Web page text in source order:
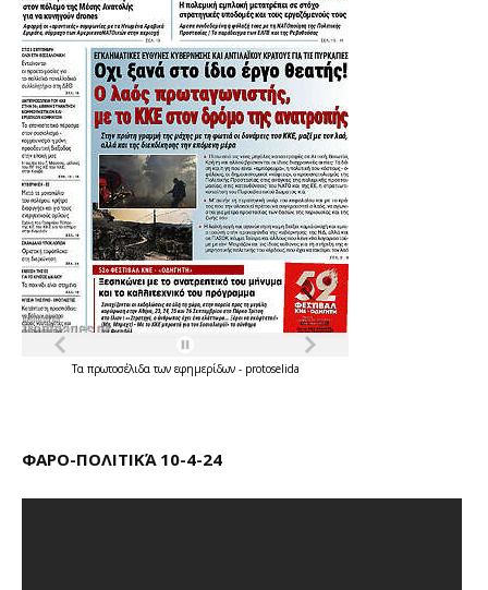
Τα πρωτοσέλιδατων εφημερίδων - protoselida
ΦΑΡΟ-ΠΟΛΙΤΙΚΆ 10-4-24